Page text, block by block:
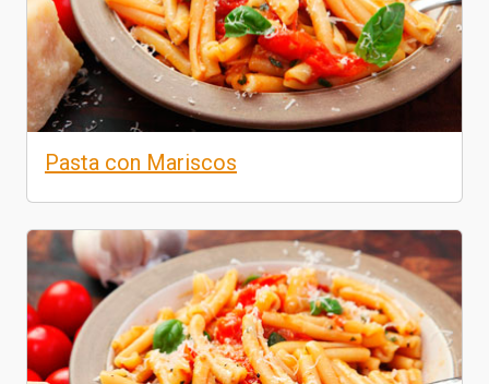
Pasta con Mariscos